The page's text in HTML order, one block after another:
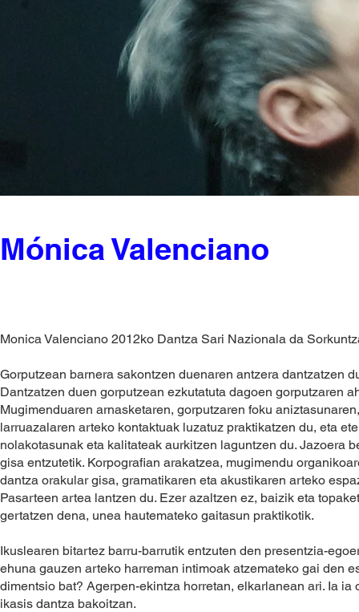
Mónica Valenciano
Monica Valenciano 2012ko Dantza Sari Nazionala da
Gorputzean barnera sakontzen duenaren antzera dantzatzen
Dantzatzen duen gorputzean ezkutatuta dagoen gorputzaren
Mugimenduaren arnasketaren, gorputzaren foku
larruazalaren arteko kontaktuak luzatuz praktikatzen du, eta
nolakotasunak eta kalitateak aurkitzen laguntzen du. Jazoera
gisa entzutetik. Korpografian arakatzea, mugimendu
dantza orakular gisa, gramatikaren eta akustikaren arteko
Pasarteen artea lantzen du. Ezer azaltzen ez, baizik eta
gertatzen dena, unea hautemateko gaitasun praktikotik.
Ikuslearen bitartez barru-barrutik entzuten den presentzia-
ehuna gauzen arteko harreman intimoak atzemateko gai den
dimentsio bat? Agerpen-ekintza horretan, elkarlanean ari. Ia
ikasis dantza bakoitzan.